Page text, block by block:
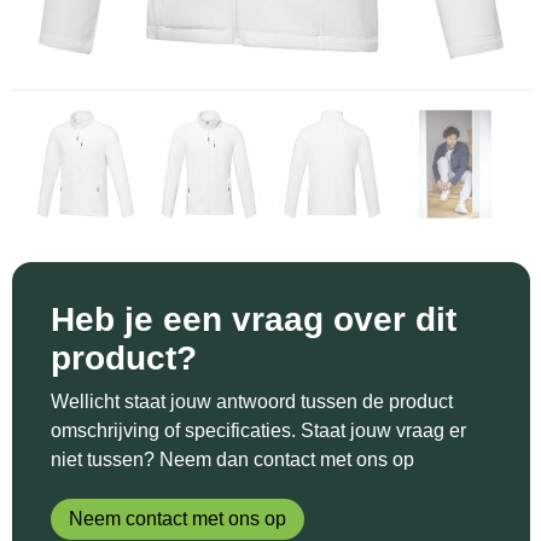
Sinterklaas
Snoepgoed
Spellen voor binnen en buiten
Themapakketten
Veiligheid, Auto en Fiets
Vrije tijd en Strand
Katoenen draagtassen
Koeltassen en Koelboxen
Koffers en Trolleys
Matrozentassen
Opbergtassen
Opvouwbare tassen
Reflecterende polo's
Regenkleding
Restauranttextiel
Schorten en Sloven
Sweaters
T-Shirts
Schoenen
T-Shirts
Vesten
Heb je een vraag over dit
product?
Wellicht staat jouw antwoord tussen de product
omschrijving of specificaties. Staat jouw vraag er
niet tussen? Neem dan contact met ons op
Neem contact met ons op